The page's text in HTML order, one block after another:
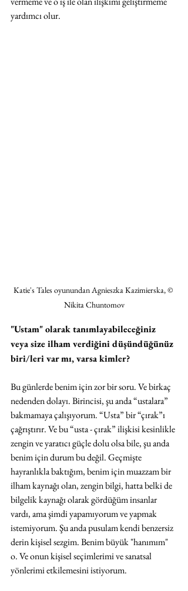
yardımcı olur.
Katie's Tales oyunundan Agnieszka Kazimierska, ©
Nikita Chuntomov
"Ustam" olarak tanımlayabileceğiniz
veya size ilham verdiğini düşündüğünüz
biri/leri var mı, varsa kimler?
Bu günlerde benim için zor bir soru. Ve birkaç
nedenden dolayı. Birincisi, şu anda “ustalara”
bakmamaya çalışıyorum. “Usta” bir “çırak”ı
çağrıştırır. Ve bu “usta - çırak” ilişkisi kesinlikle
zengin ve yaratıcı güçle dolu olsa bile, şu anda
benim için durum bu değil. Geçmişte
hayranlıkla baktığım, benim için muazzam bir
ilham kaynağı olan, zengin bilgi, hatta belki de
bilgelik kaynağı olarak gördüğüm insanlar
vardı, ama şimdi yapamıyorum ve yapmak
istemiyorum. Şu anda pusulam kendi benzersiz
derin kişisel sezgim. Benim büyük "hanımım"
o. Ve onun kişisel seçimlerimi ve sanatsal
yönlerimi etkilemesini istiyorum.